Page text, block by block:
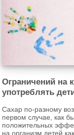
Ограничений на
употреблять
Сахар по-разному
первом случае, как
положительных
на организм детей